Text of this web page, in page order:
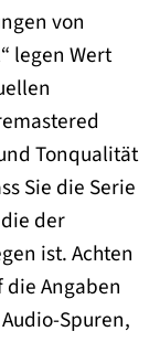
von
legen Wert
Tonqualität
Sie die Serie
der
ist. Achten
die Angaben
Spuren,